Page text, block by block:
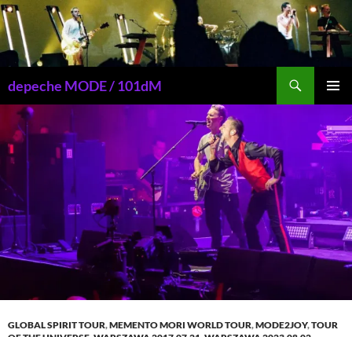
Przejdź
do
treści
depeche MODE / 101dM
GLOBAL SPIRIT TOUR,MEMENTO MORI WORLD TOUR,MODE2JOY,TOUR